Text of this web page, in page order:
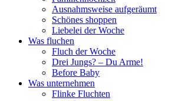
Ausnahmsweise aufgeräumt
Schönes shoppen
Liebelei der Woche
Was fluchen
Fluch der Woche
Drei Jungs? – Du Arme!
Before Baby
Was unternehmen
Flinke Fluchten